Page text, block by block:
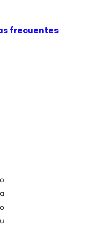
frecuentes